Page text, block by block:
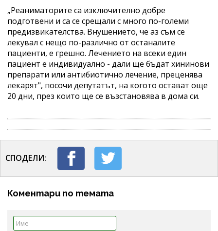
„Реаниматорите са изключително добре
подготвени и са се срещали с много по-големи
предизвикателства. Внушението, че аз съм се
лекувал с нещо по-различно от останалите
пациенти, е грешно. Лечението на всеки един
пациент е индивидуално - дали ще бъдат хининови
препарати или антибиотично лечение, преценява
лекарят", посочи депутатът, на когото остават още
20 дни, през които ще се възстановява в дома си.
СПОДЕЛИ:
Коментари по темата